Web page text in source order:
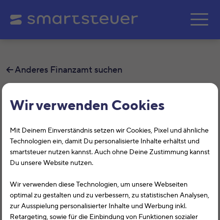
Wir verwenden Cookies
Mit Deinem Einverständnis setzen wir Cookies, Pixel und ähnliche
Technologien ein, damit Du personalisierte Inhalte erhältst und
smartsteuer nutzen kannst. Auch ohne Deine Zustimmung kannst
Du unsere Website nutzen.
Wir verwenden diese Technologien, um unsere Webseiten
optimal zu gestalten und zu verbessern, zu statistischen Analysen,
zur Ausspielung personalisierter Inhalte und Werbung inkl.
Retargeting, sowie für die Einbindung von Funktionen sozialer
Zum Hauptinhalt
Anderes Finanzamt suchen
Finanzamt Gotha
Auf dieser Seite findest Du alle
Informationen zum Finanzamt Gotha,
Reuterstr. 2, 99867, Gotha mit der
Das Finanzamt Gotha (Thüringen) hilft Dir bei allen
Belangen rund um die Steuererklärung. Auf dieser Seite